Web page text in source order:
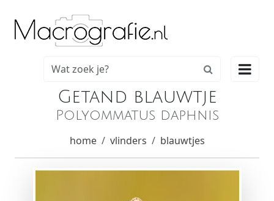

Getand blauwtje
Polyommatus daphnis
home vlinders blauwtjes